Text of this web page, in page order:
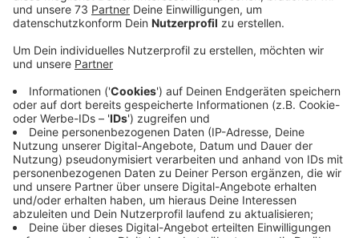
Veröffentlicht:Mittwoch, 11.05.2022 14:19
Anzeige
Neubau bzw. Sanierung des Euregio
Gymnasiums ist wichtig
Anzeige
Die Schülerzahlen steigen und die Stadt schlägt vor,
die St.-Bernhard Grundschule und die Clemens-Dülmer-